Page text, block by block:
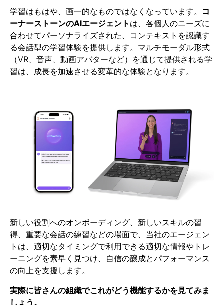
学習はもはや、画一的なものではなくなっています。
コ
ーナーストーンのAIエージェント は、各個人のニーズに
合わせてパーソナライズされた、コンテキストを認識す
る会話型の学習体験を提供します。マルチモーダル形式
（VR、音声、動画アバターなど）を通じて提供される学
習は、成長を加速させる変革的な体験となります。
新しい役割へのオンボーディング、新しいスキルの習
得、重要な会話の練習などの場面で、当社のエージェン
トは、適切なタイミングで利用できる適切な情報やトレ
ーニングを素早く見つけ、自信の醸成とパフォーマンス
の向上を支援します。
実際に皆さんの組織でこれがどう機能するかを見てみま
しょう。